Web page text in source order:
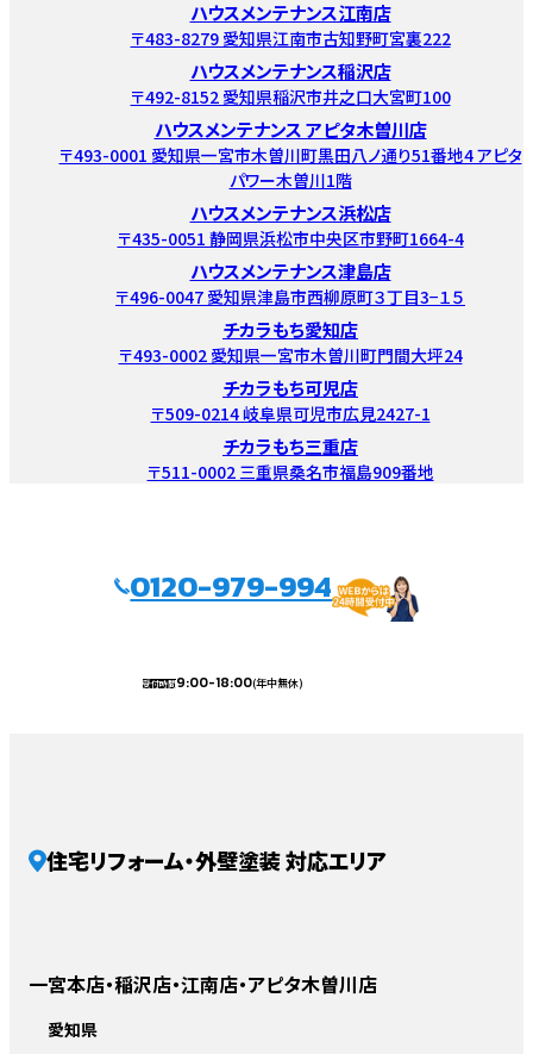
ハウスメンテナンス江南店
〒483-8279 愛知県江南市古知野町宮裏222
ハウスメンテナンス稲沢店
〒492-8152 愛知県稲沢市井之口大宮町100
ハウスメンテナンス アピタ木曽川店
〒493-0001 愛知県一宮市木曽川町黒田八ノ通り51番地4 アピタ
パワー木曽川1階
ハウスメンテナンス浜松店
〒435-0051 静岡県浜松市中央区市野町1664-4
ハウスメンテナンス津島店
〒496-0047 愛知県津島市西柳原町３丁目3−１５
チカラもち愛知店
〒493-0002 愛知県一宮市木曽川町門間大坪24
チカラもち可児店
〒509-0214 岐阜県可児市広見2427-1
チカラもち三重店
〒511-0002 三重県桑名市福島909番地
0120-979-994
受付時間9:00-18:00(年中無休)
住宅リフォーム・外壁塗装 対応エリア
一宮本店・稲沢店・江南店・アピタ木曽川店
愛知県